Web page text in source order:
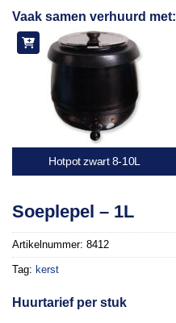
Vaak samen verhuurd met:
Hotpot zwart 8-10L
Soeplepel – 1L
Artikelnummer: 8412
Tag: kerst
Huurtarief per stuk